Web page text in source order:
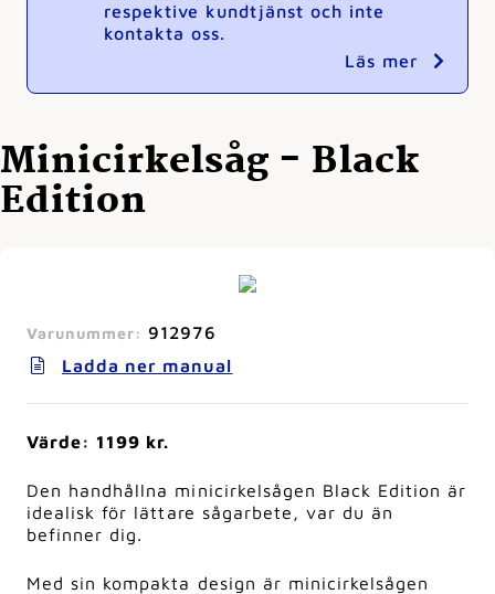
respektive kundtjänst och inte
kontakta oss.
Läs mer
Minicirkelsåg - Black
Edition
Varunummer: 912976
Ladda ner manual
Värde: 1199 kr.
Den handhållna minicirkelsågen Black Edition är
idealisk för lättare sågarbete, var du än
befinner dig.
Med sin kompakta design är minicirkelsågen